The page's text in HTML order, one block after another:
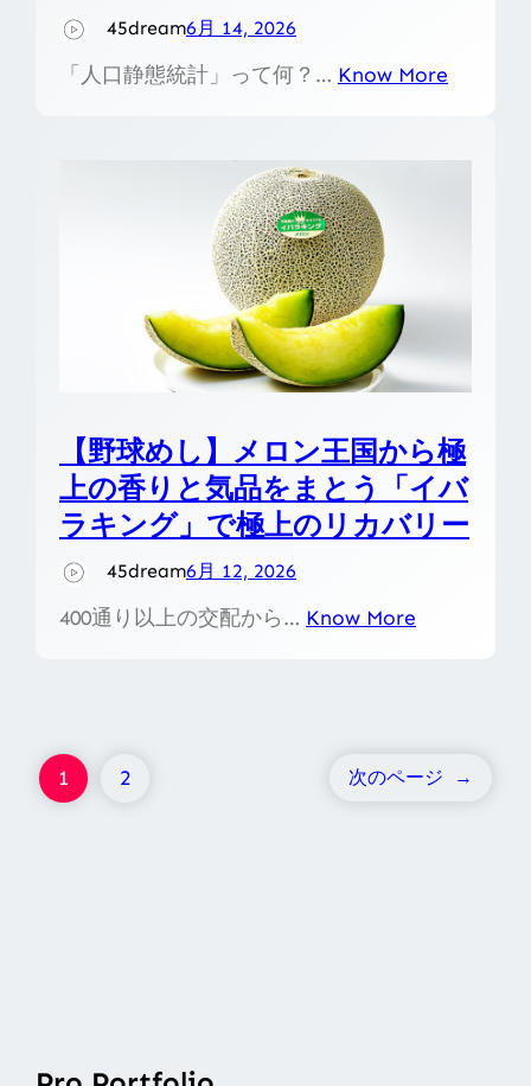
45dream6月 14, 2026
「人口静態統計」って何？… Know More
【野球めし】メロン王国から極
上の香りと気品をまとう「イバ
ラキング」で極上のリカバリー
45dream6月 12, 2026
400通り以上の交配から… Know More
1 2 次のページ →